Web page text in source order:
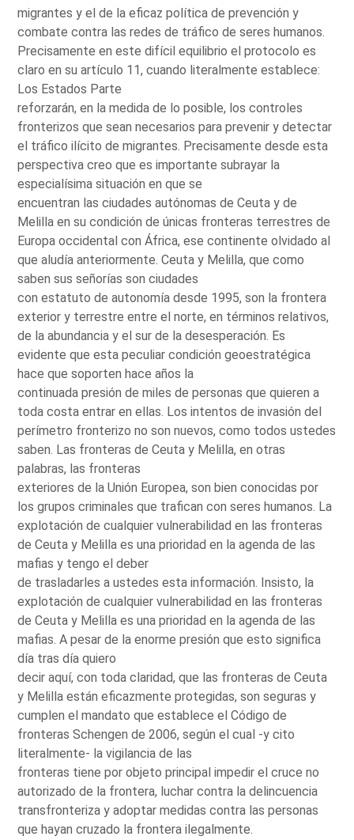
migrantes y el de la eficaz política de prevención y
combate contra las redes de tráfico de seres humanos.
Precisamente en este difícil equilibrio el protocolo es
claro en su artículo 11, cuando literalmente establece:
Los Estados Parte
reforzarán, en la medida de lo posible, los controles
fronterizos que sean necesarios para prevenir y detectar
el tráfico ilícito de migrantes. Precisamente desde esta
perspectiva creo que es importante subrayar la
especialísima situación en que se
encuentran las ciudades autónomas de Ceuta y de
Melilla en su condición de únicas fronteras terrestres de
Europa occidental con África, ese continente olvidado al
que aludía anteriormente. Ceuta y Melilla, que como
saben sus señorías son ciudades
con estatuto de autonomía desde 1995, son la frontera
exterior y terrestre entre el norte, en términos relativos,
de la abundancia y el sur de la desesperación. Es
evidente que esta peculiar condición geoestratégica
hace que soporten hace años la
continuada presión de miles de personas que quieren a
toda costa entrar en ellas. Los intentos de invasión del
perímetro fronterizo no son nuevos, como todos ustedes
saben. Las fronteras de Ceuta y Melilla, en otras
palabras, las fronteras
exteriores de la Unión Europea, son bien conocidas por
los grupos criminales que trafican con seres humanos. La
explotación de cualquier vulnerabilidad en las fronteras
de Ceuta y Melilla es una prioridad en la agenda de las
mafias y tengo el deber
de trasladarles a ustedes esta información. Insisto, la
explotación de cualquier vulnerabilidad en las fronteras
de Ceuta y Melilla es una prioridad en la agenda de las
mafias. A pesar de la enorme presión que esto significa
día tras día quiero
decir aquí, con toda claridad, que las fronteras de Ceuta
y Melilla están eficazmente protegidas, son seguras y
cumplen el mandato que establece el Código de
fronteras Schengen de 2006, según el cual -y cito
literalmente- la vigilancia de las
fronteras tiene por objeto principal impedir el cruce no
autorizado de la frontera, luchar contra la delincuencia
transfronteriza y adoptar medidas contra las personas
que hayan cruzado la frontera ilegalmente.